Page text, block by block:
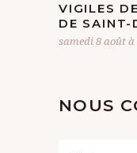
VIGILES
DE SAINT-
samedi 8 août à
NOUS